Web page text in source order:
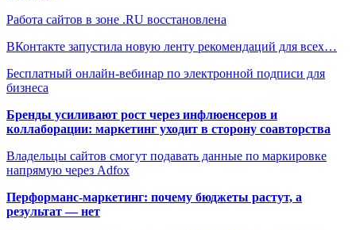
Работа сайтов в зоне .RU восстановлена
ВКонтакте запустила новую ленту рекомендаций для всех…
Бесплатный онлайн-вебинар по электронной подписи для
бизнеса
Бренды усиливают рост через инфлюенсеров и
коллаборации: маркетинг уходит в сторону соавторства
Владельцы сайтов смогут подавать данные по маркировке
напрямую через Adfox
Перформанс-маркетинг: почему бюджеты растут, а
результат — нет